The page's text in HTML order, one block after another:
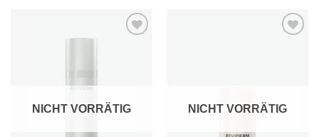
NICHT VORRÄTIG NICHT VORRÄTIG